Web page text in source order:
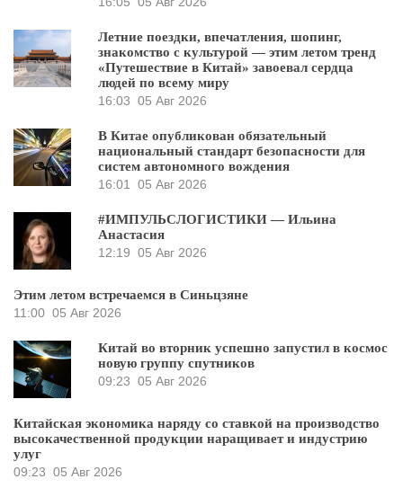
Летние поездки, впечатления, шопинг,
знакомство с культурой — этим летом тренд
«Путешествие в Китай» завоевал сердца
людей по всему миру
16:03 05 Авг 2026
В Китае опубликован обязательный
национальный стандарт безопасности для
систем автономного вождения
16:01
05 Авг 2026
#ИМПУЛЬСЛОГИСТИКИ — Ильина
Анастасия
12:19 05 Авг 2026
Этим летом встречаемся в Синьцзяне
11:00 05 Авг 2026
Китай во вторник успешно запустил в космос
новую группу спутников
09:23 05 Авг 2026
Китайская экономика наряду со ставкой на производство
высокачественной продукции наращивает и индустрию
улуг
09:23 05 Авг 2026